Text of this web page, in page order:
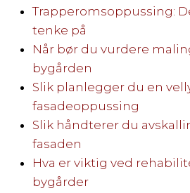
Trapperomsoppussing:
tenke på
Når bør du vurdere
bygården
Slik planlegger du en
fasadeoppussing
Slik håndterer du
fasaden
Hva er viktig ved
bygårder